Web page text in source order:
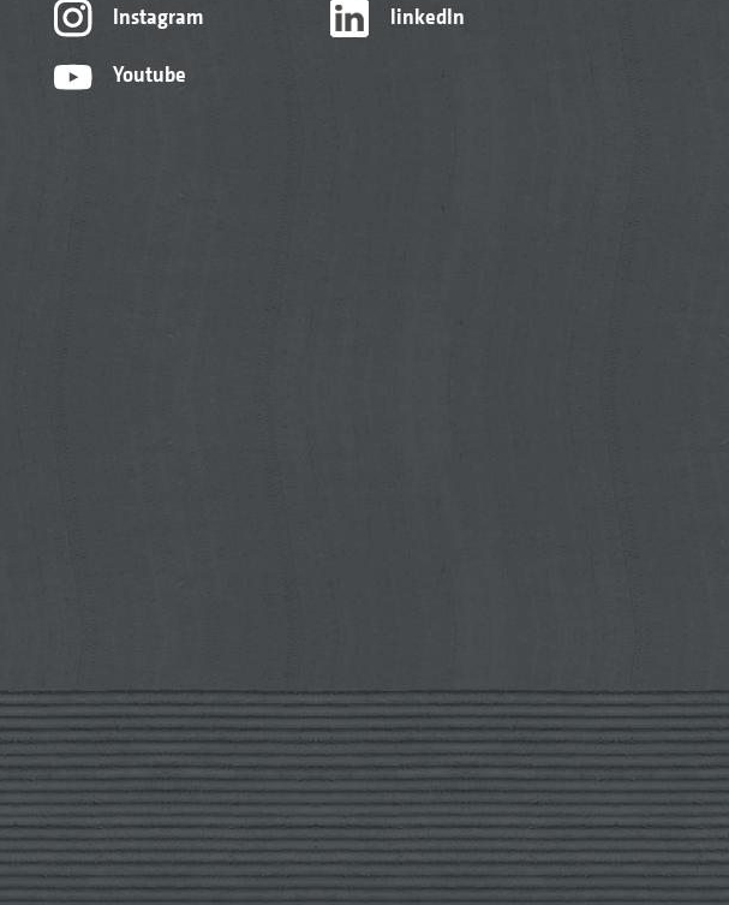
Instagram
Youtube
linkedIn